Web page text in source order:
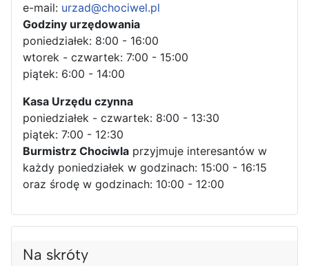
e-mail: urzad@chociwel.pl
Godziny urzędowania
poniedziałek: 8:00 - 16:00
wtorek - czwartek: 7:00 - 15:00
piątek: 6:00 - 14:00
Kasa Urzędu czynna
poniedziałek - czwartek: 8:00 - 13:30
piątek: 7:00 - 12:30
Burmistrz Chociwla przyjmuje interesantów w
każdy poniedziałek w godzinach: 15:00 - 16:15
oraz środę w godzinach: 10:00 - 12:00
Na skróty